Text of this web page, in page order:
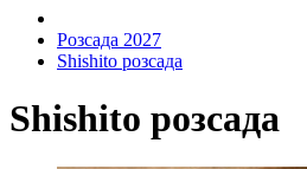
Розсада 2027
Shishito розсада
Shishito розсада